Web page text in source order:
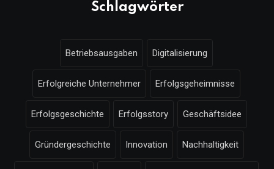
Schlagwörter
Betriebsausgaben Digitalisierung
Erfolgreiche Unternehmer Erfolgsgeheimnisse
Erfolgsgeschichte Erfolgsstory Geschäftsidee
Gründergeschichte Innovation Nachhaltigkeit